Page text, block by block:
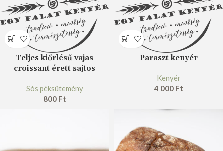
Teljes kiőrlésű vajas
croissant érett sajtos
Sós péksütemény
800 Ft
Paraszt kenyér
Kenyér
4 000 Ft